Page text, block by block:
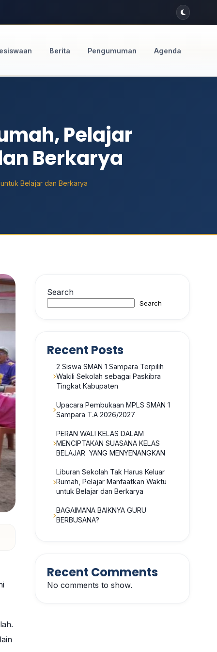
Berita Pengumuman Agenda
Pelajar
Berkarya
Belajar dan Berkarya
Search
Search
Recent Posts
2 Siswa SMAN 1 Sampara Terpilih
Wakili Sekolah sebagai Paskibra
Tingkat Kabupaten
Upacara Pembukaan MPLS SMAN 1
Sampara T.A 2026/2027
PERAN WALI KELAS DALAM
MENCIPTAKAN SUASANA KELAS
BELAJAR YANG MENYENANGKAN
Liburan Sekolah Tak Harus Keluar
Rumah, Pelajar Manfaatkan Waktu
untuk Belajar dan Berkarya
BAGAIMANA BAIKNYA GURU
BERBUSANA?
Recent Comments
No comments to show.